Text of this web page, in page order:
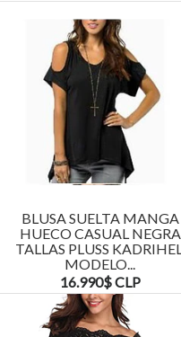
BLUSA SUELTA MANGA
HUECO CASUAL NEGRA
TALLAS PLUSS KADRIHEL.
MODELO...
16.990$ CLP